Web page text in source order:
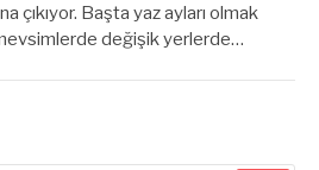
çıkıyor. Başta yaz ayları olmak
değişik yerlerde…